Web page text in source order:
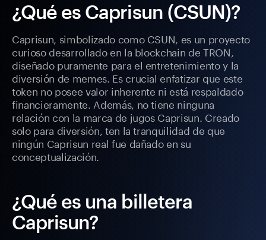
¿Qué es Caprisun (CSUN)?
Caprisun, simbolizado como CSUN, es un proyecto
curioso desarrollado en la blockchain de TRON,
diseñado puramente para el entretenimiento y la
diversión de memes. Es crucial enfatizar que este
token no posee valor inherente ni está respaldado
financieramente. Además, no tiene ninguna
relación con la marca de jugos Caprisun. Creado
solo para diversión, ten la tranquilidad de que
ningún Caprisun real fue dañado en su
conceptualización.
¿Qué es una billetera
Caprisun?